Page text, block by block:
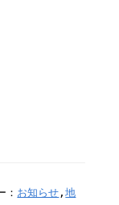
お知らせ ,地